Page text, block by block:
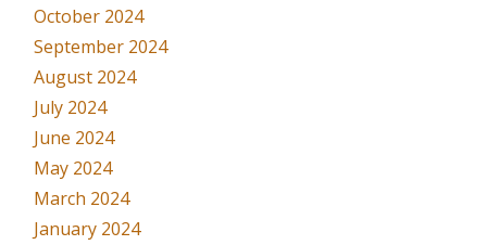
October 2024
September 2024
August 2024
July 2024
June 2024
May 2024
March 2024
January 2024